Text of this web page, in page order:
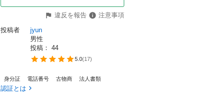
違反を報告
注意事項
投稿者
jyun
男性
投稿： 44
5.0(17)
身分証 電話番号 古物商 法人書類
認証とは